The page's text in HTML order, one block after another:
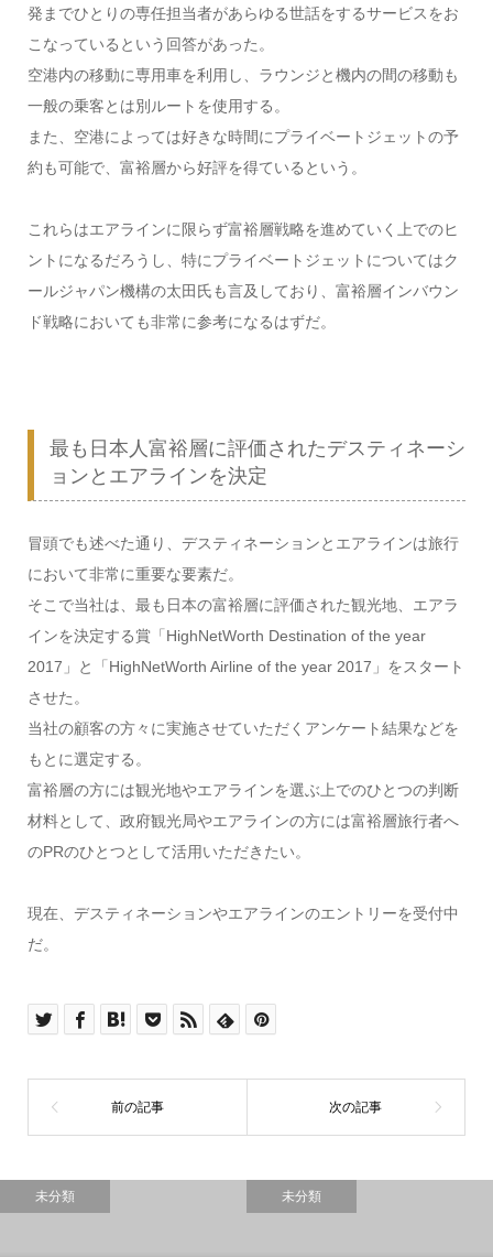
発までひとりの専任担当者があらゆる世話をするサービスをお
こなっているという回答があった。
空港内の移動に専用車を利用し、ラウンジと機内の間の移動も
一般の乗客とは別ルートを使用する。
また、空港によっては好きな時間にプライベートジェットの予
約も可能で、富裕層から好評を得ているという。
これらはエアラインに限らず富裕層戦略を進めていく上でのヒ
ントになるだろうし、特にプライベートジェットについてはク
ールジャパン機構の太田氏も言及しており、富裕層インバウン
ド戦略においても非常に参考になるはずだ。
最も日本人富裕層に評価されたデスティネーシ
ョンとエアラインを決定
冒頭でも述べた通り、デスティネーションとエアラインは旅行
において非常に重要な要素だ。
そこで当社は、最も日本の富裕層に評価された観光地、エアラ
インを決定する賞「HighNetWorth Destination of the year
2017」と「HighNetWorth Airline of the year 2017」をスタート
させた。
当社の顧客の方々に実施させていただくアンケート結果などを
もとに選定する。
富裕層の方には観光地やエアラインを選ぶ上でのひとつの判断
材料として、政府観光局やエアラインの方には富裕層旅行者へ
のPRのひとつとして活用いただきたい。
現在、デスティネーションやエアラインのエントリーを受付中
だ。
未分類 未分類